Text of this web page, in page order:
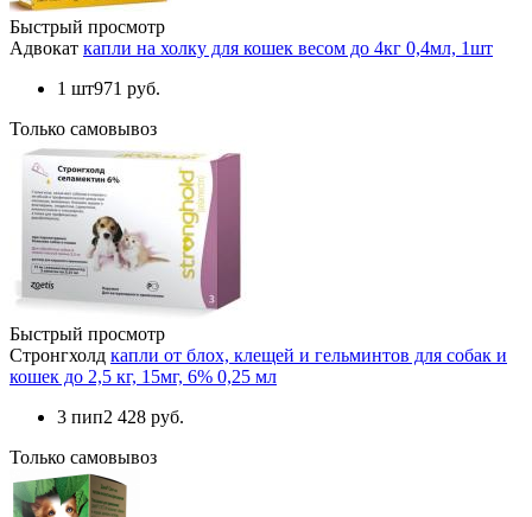
Быстрый просмотр
Адвокат капли на холку для кошек весом до 4кг 0,4мл, 1шт
1 шт971 руб.
Только самовывоз
Быстрый просмотр
Стронгхолд капли от блох, клещей и гельминтов для собак и
кошек до 2,5 кг, 15мг, 6% 0,25 мл
3 пип2 428 руб.
Только самовывоз